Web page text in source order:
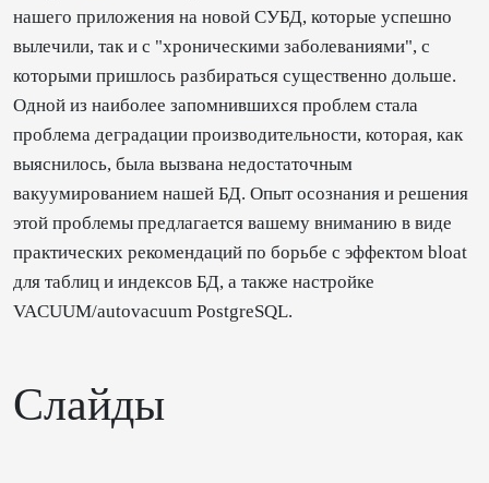
нашего приложения на новой СУБД, которые успешно
вылечили, так и с "хроническими заболеваниями", с
которыми пришлось разбираться существенно дольше.
Одной из наиболее запомнившихся проблем стала
проблема деградации производительности, которая, как
выяснилось, была вызвана недостаточным
вакуумированием нашей БД. Опыт осознания и решения
этой проблемы предлагается вашему вниманию в виде
практических рекомендаций по борьбе с эффектом bloat
для таблиц и индексов БД, а также настройке
VACUUM/autovacuum PostgreSQL.
Слайды